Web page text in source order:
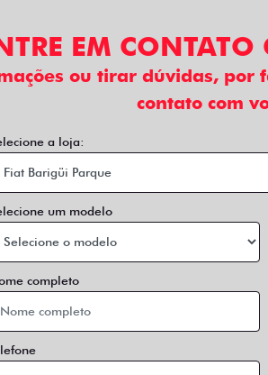
EM
ou tirar dúvidas,
contato com
a loja:
um modelo
completo